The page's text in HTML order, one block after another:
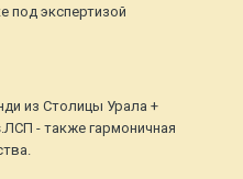
под экспертизой
из Столицы Урала +
- также гармоничная